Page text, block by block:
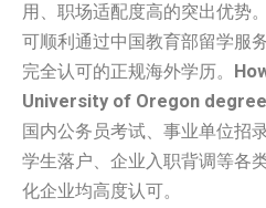
用、职场适配度高的突出优势
可顺利通过中国教育部留学服
完全认可的正规海外学历。
University of Oregon
国内公务员考试、事业单位招
学生落户、企业入职背调等各
化企业均高度认可。